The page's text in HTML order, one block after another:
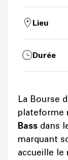
Lieu
Durée
La Bourse
plateforme
Bass dans
marquant
accueille le